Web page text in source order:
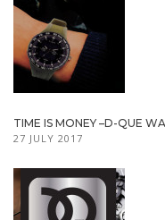
TIME IS MONEY –D-QUE
27 JULY 2017